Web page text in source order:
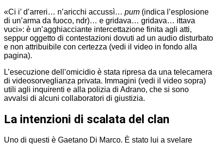
«Ci i’ d’arreri… n’aricchi accussì… pum (indica l’esplosione
di un’arma da fuoco, ndr)… e gridava… gridava… ittava
vuci»: è un’agghiacciante intercettazione finita agli atti,
seppur oggetto di contestazioni dovuti ad un audio disturbato
e non attribuibile con certezza (vedi il video in fondo alla
pagina).
L’esecuzione dell’omicidio è stata ripresa da una telecamera
di videosorveglianza privata. Immagini (vedi il video sopra)
utili agli inquirenti e alla polizia di Adrano, che si sono
avvalsi di alcuni collaboratori di giustizia.
La intenzioni di scalata del clan
Uno di questi è Gaetano Di Marco. È stato lui a svelare